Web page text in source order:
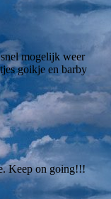
mogelijk weer
goikje en barby
Keep on going!!!